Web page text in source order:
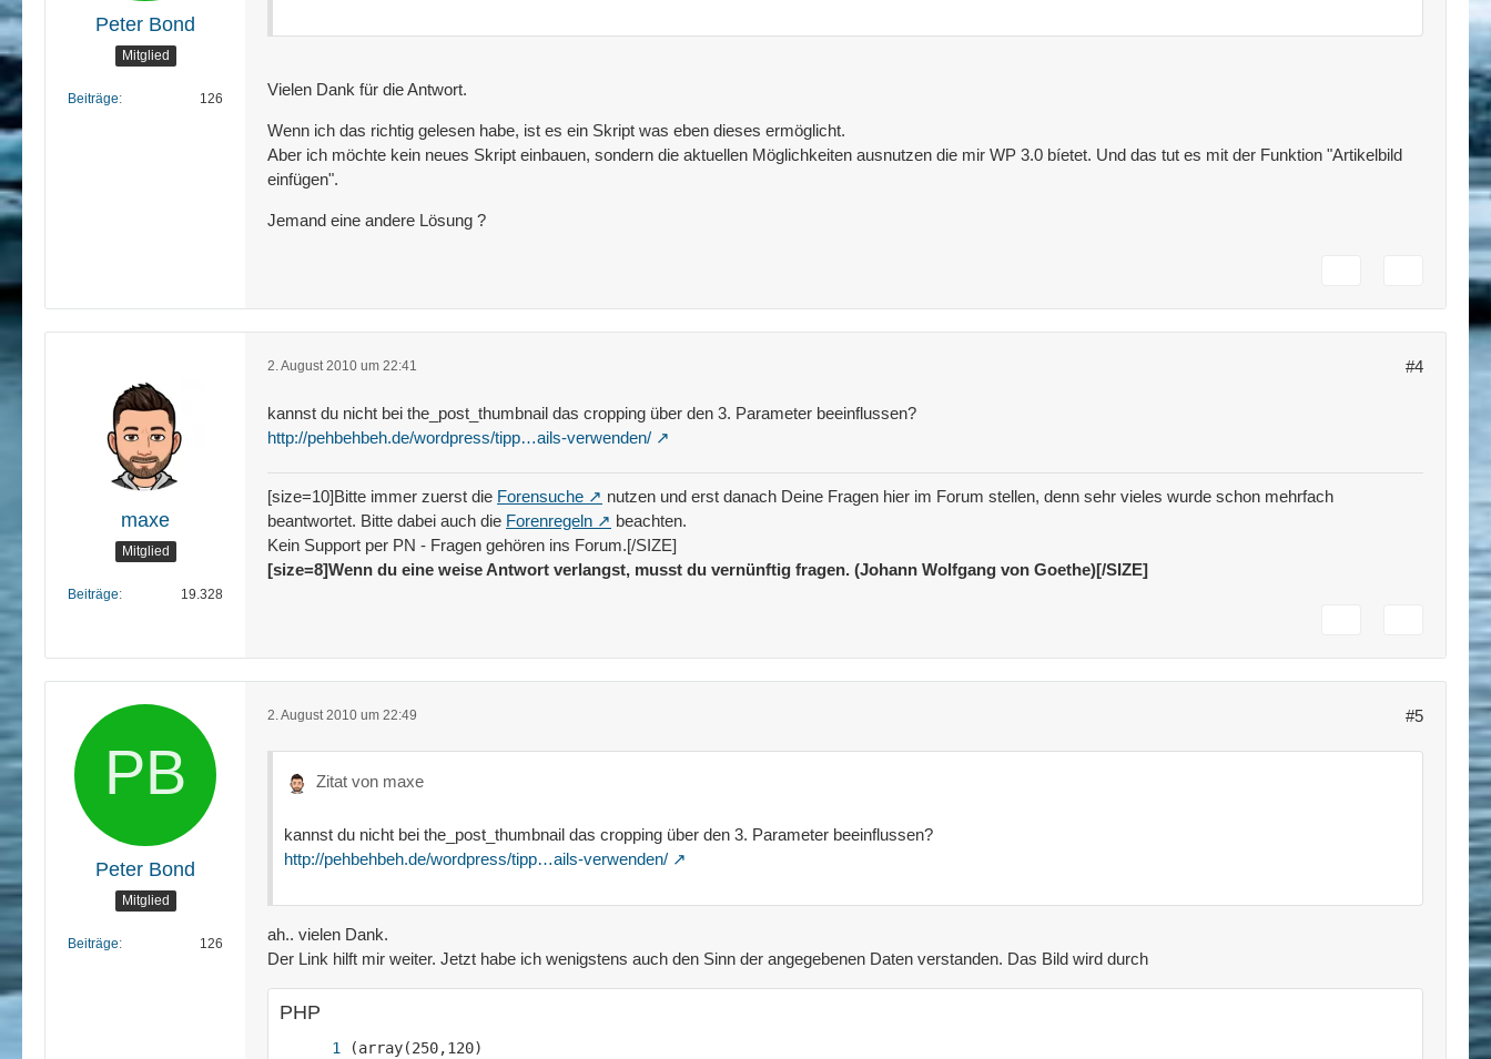
Peter Bond
Mitglied
Beiträge 126 Vielen Dank für die Antwort.
Wenn ich das richtig gelesen habe, ist es ein Skript was eben dieses ermöglicht.
Aber ich möchte kein neues Skript einbauen, sondern die aktuellen Möglichkeiten ausnutzen die mir WP 3.0 bíetet. Und das tut es mit der Funktion "Artikelbild
einfügen".
Jemand eine andere Lösung ?
maxe
Mitglied
Beiträge 19.328
2. August 2010 um 22:41 #4
kannst du nicht bei the_post_thumbnail das cropping über den 3. Parameter beeinflussen?
http://pehbehbeh.de/wordpress/tipp…ails-verwenden/
[size=10]Bitte immer zuerst die Forensuche
nutzen und erst danach Deine Fragen hier im Forum stellen, denn sehr vieles wurde schon mehrfach
beantwortet. Bitte dabei auch die Forenregeln
beachten.
Kein Support per PN - Fragen gehören ins Forum.[/SIZE]
[size=8]Wenn du eine weise Antwort verlangst, musst du vernünftig fragen. (Johann Wolfgang von Goethe)[/SIZE]
Peter Bond
Mitglied
Beiträge 126
2. August 2010 um 22:49 #5
Zitat von maxe
kannst du nicht bei the_post_thumbnail das cropping über den 3. Parameter beeinflussen?
http://pehbehbeh.de/wordpress/tipp…ails-verwenden/
ah.. vielen Dank.
Der Link hilft mir weiter. Jetzt habe ich wenigstens auch den Sinn der angegebenen Daten verstanden. Das Bild wird durch
PHP
(array(250,120)